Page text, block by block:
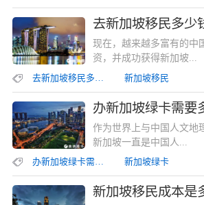
现在，越来越多富有的中
资，并成功获得新加坡...
新加坡移民
作为世界上与中国人文地
新加坡一直是中国人...
办新加坡绿卡需要多少钱
新加坡绿卡